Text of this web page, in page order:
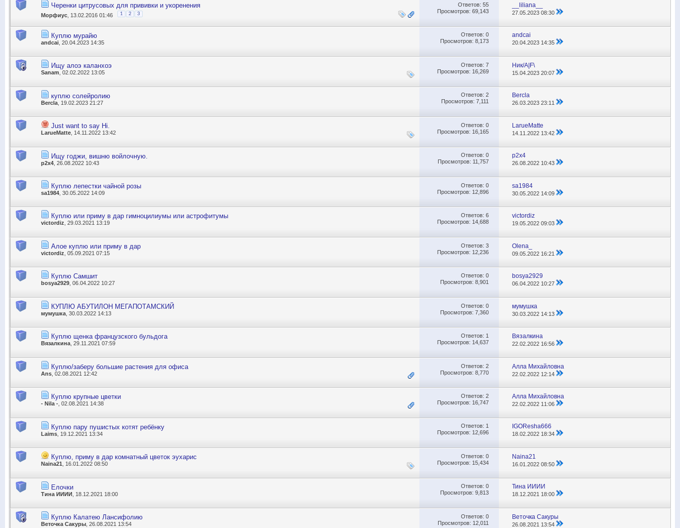
Черенки цитрусовых для прививки и укоренения
Морфиус , 13.02.2016 01:46 1 2 3
Ответов: 55
Просмотров: 69,143
__liliana__
27.05.202308:30
Куплю мурайю
andcai , 20.04.2023 14:35
Ответов: 0
Просмотров: 8,173
andcai
20.04.2023 14:35
Ищу алоэ каланхоэ
Sanam , 02.02.2022 13:05
Ответов: 7
Просмотров: 16,269
Ник/A|F\
15.04.202320:07
куплю солейролию
Bercla , 19.02.2023 21:27
Ответов: 2
Просмотров: 7,111
Bercla
26.03.202323:11
Just want to say Hi.
LarueMatte , 14.11.2022 13:42
Ответов: 0
Просмотров: 16,165
LarueMatte
14.11.2022 13:42
Ищу годжи, вишню войлочную.
p2x4 , 26.08.2022 10:43
Ответов: 0
Просмотров: 11,757
p2x4
26.08.2022 10:43
Куплю лепестки чайной розы
sa1984 , 30.05.2022 14:09
Ответов: 0
Просмотров: 12,896
sa1984
30.05.2022 14:09
Куплю или приму в дар гимноцилиумы или астрофитумы
victordiz, 29.03.2021 13:19
Ответов: 6
Просмотров: 14,688
victordiz
19.05.202209:03
Алое куплю или приму в дар
victordiz , 05.09.2021 07:15
Ответов: 3
Просмотров: 12,236
Olena_
09.05.2022 16:21
Куплю Самшит
bosya2929 , 06.04.2022 10:27
Ответов: 0
Просмотров: 8,901
bosya2929
06.04.2022 10:27
КУПЛЮ АБУТИЛОН МЕГАПОТАМСКИЙ
мумушка , 30.03.2022 14:13
Ответов: 0
Просмотров: 7,360
мумушка
30.03.2022 14:13
Куплю щенка французского бульдога
Вязалкина , 29.11.2021 07:59
Ответов: 1
Просмотров: 14,637
Вязалкина
22.02.2022 16:56
Куплю/заберу большие растения для офиса
Ans , 02.08.2021 12:42
Ответов: 2
Просмотров: 8,770
Алла Михайловна
22.02.2022 12:14
Куплю крупные цветки
- Nila - , 02.08.2021 14:38
Ответов: 2
Просмотров: 16,747
Алла Михайловна
22.02.2022 11:06
Куплю пару пушистых котят ребёнку
Laims , 19.12.2021 13:34
Ответов: 1
Просмотров: 12,696
IGOResha666
18.02.202218:34
Куплю, приму в дар комнатный цветок эухарис
Naina21 , 16.01.2022 08:50
Ответов: 0
Просмотров: 15,434
Naina21
16.01.202208:50
Елочки
Тина ИИИИ , 18.12.2021 18:00
Ответов: 0
Просмотров: 9,813
Тина ИИИИ
18.12.2021 18:00
Куплю Калатею Лансифолию
Веточка Сакуры , 26.08.2021 13:54
Ответов: 0
Просмотров: 12,011
Веточка Сакуры
26.08.2021 13:54